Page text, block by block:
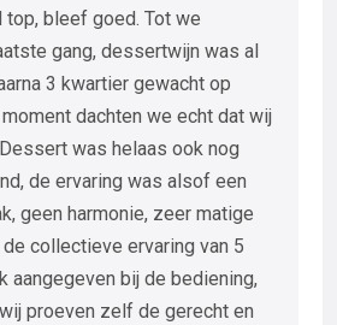
top, bleef goed. Tot we
gang, dessertwijn was al
3 kwartier gewacht op
dachten we echt dat wij
was helaas ook nog
de ervaring was alsof een
geen harmonie, zeer matige
collectieve ervaring van 5
aangegeven bij de bediening,
proeven zelf de gerecht en